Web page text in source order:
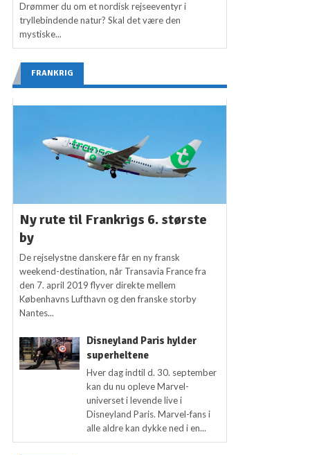
Drømmer du om et nordisk rejseeventyr i
tryllebindende natur? Skal det være den
mystiske...
FRANKRIG
Ny rute til Frankrigs 6. største
by
De rejselystne danskere får en ny fransk
weekend-destination, når Transavia France fra
den 7. april 2019 flyver direkte mellem
Københavns Lufthavn og den franske storby
Nantes...
Disneyland Paris hylder
superheltene
Hver dag indtil d. 30. september
kan du nu opleve Marvel-
universet i levende live i
Disneyland Paris. Marvel-fans i
alle aldre kan dykke ned i en...